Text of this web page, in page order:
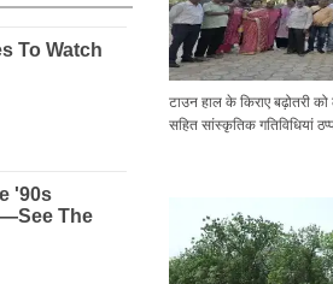
टाउन हाल के किराए बढ़ोतरी
सहित सांस्कृतिक गतिविधियां